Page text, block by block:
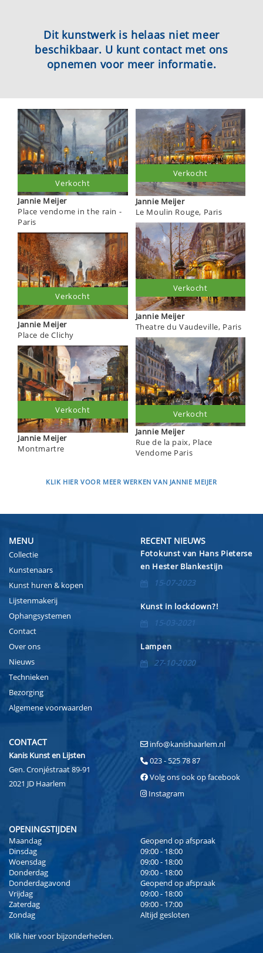
Dit kunstwerk is helaas niet meer
beschikbaar. U kunt contact met ons
opnemen voor meer informatie.
Jannie Meijer
Place vendome in the rain -
Paris
Verkocht
Jannie Meijer
Place de Clichy
Verkocht
Jannie Meijer
Montmartre
Verkocht
Jannie Meijer
Le Moulin Rouge, Paris
Verkocht
Jannie Meijer
Theatre du Vaudeville, Paris
Verkocht
Jannie Meijer
Rue de la paix, Place
Vendome Paris
Verkocht
KLIK HIER VOOR MEER WERKEN VAN JANNIE MEIJER
MENU
Collectie
Kunstenaars
Kunst huren & kopen
Lijstenmakerij
Ophangsystemen
Contact
Over ons
Nieuws
Technieken
Bezorging
Algemene voorwaarden
RECENT NIEUWS
Fotokunst van Hans Pieterse
en Hester Blankestijn
15-07-2023
Kunst in lockdown?!
15-03-2021
Lampen
27-10-2020
CONTACT
Kanis Kunst en Lijsten
Gen. Cronjéstraat 89-91
2021 JD Haarlem
info@kanishaarlem.nl
023 - 525 78 87
Volg ons ook op facebook
Instagram
OPENINGSTIJDEN
Maandag
Geopend op afspraak
Dinsdag
09:00 - 18:00
Woensdag
09:00 - 18:00
Donderdag
09:00 - 18:00
Donderdagavond
Geopend op afspraak
Vrijdag
09:00 - 18:00
Zaterdag
09:00 - 17:00
Zondag
Altijd gesloten
Klik hiervoor bijzonderheden.